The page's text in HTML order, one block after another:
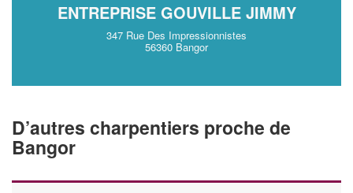
ENTREPRISE GOUVILLE JIMMY
347 Rue Des Impressionnistes
56360 Bangor
D’autres charpentiers proche de
Bangor